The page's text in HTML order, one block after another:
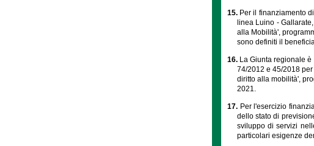
15. Per il finanziamento
linea Luino -
alla Mobilità',
sono definiti il
16. La Giunta regionale
74/2012 e 45/2018
diritto alla mobilità',
2021.
17. Per l'esercizio
dello stato di
sviluppo di servizi
particolari esigenze